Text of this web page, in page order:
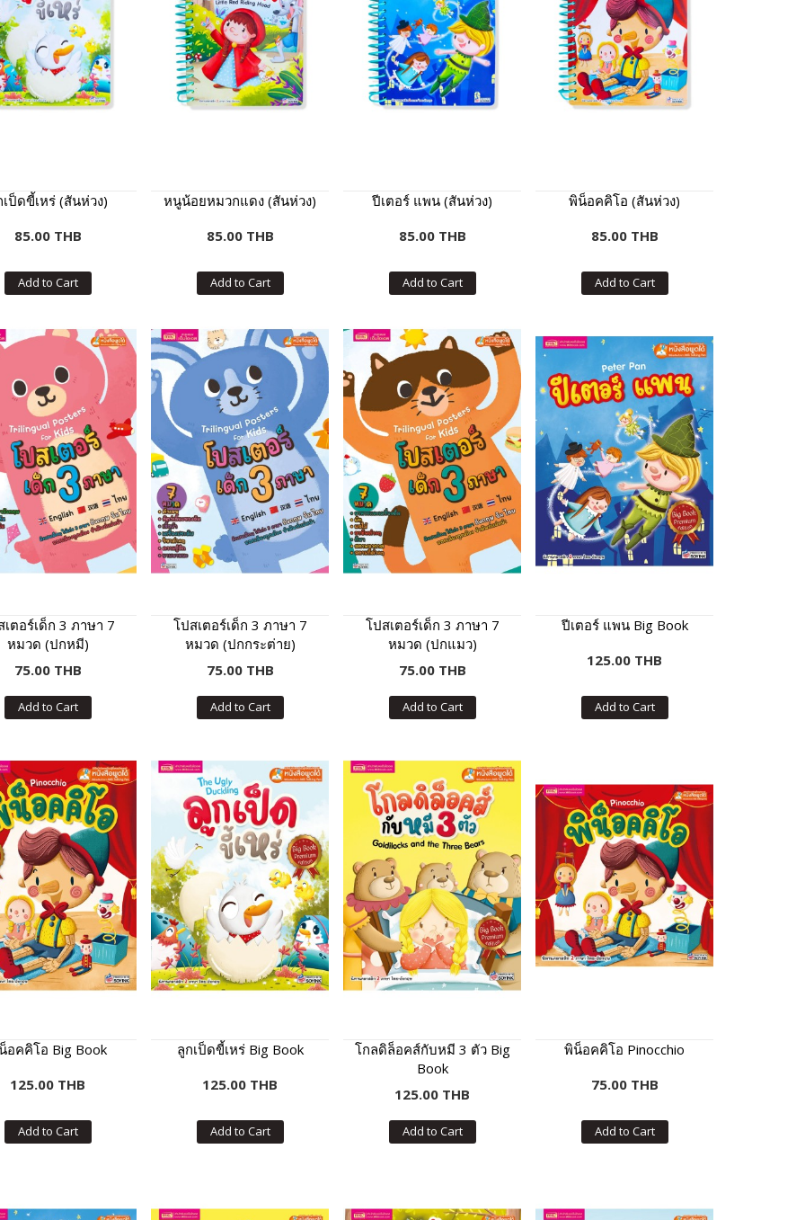
ป็ดขี้เหร่ (สันห่วง)
85.00 THB
Add to Cart
หนูน้อยหมวกแดง (สันห่วง)
85.00 THB
Add to Cart
ปีเตอร์ แพน (สันห่วง)
85.00 THB
Add to Cart
พิน็อคคิโอ (สันห่วง)
85.00 THB
Add to Cart
เตอร์เด็ก 3 ภาษา 7
หมวด (ปกหมี)
75.00 THB
Add to Cart
โปสเตอร์เด็ก 3 ภาษา 7
หมวด (ปกกระต่าย)
75.00 THB
Add to Cart
โปสเตอร์เด็ก 3 ภาษา 7
หมวด (ปกแมว)
75.00 THB
Add to Cart
ปีเตอร์ แพน Big Book
125.00 THB
Add to Cart
อคคิโอ Big Book
125.00 THB
Add to Cart
ลูกเป็ดขี้เหร่ Big Book
125.00 THB
Add to Cart
โกลดิล็อคส์กับหมี 3 ตัว Big
Book
125.00 THB
Add to Cart
พิน็อคคิโอ Pinocchio
75.00 THB
Add to Cart